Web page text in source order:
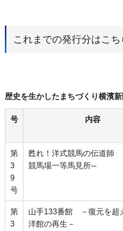
これまでの発行分はこち
歴史を生かしたまちづくり横濱
号 内容
第
3
9
号
甦れ！洋式競馬の伝道師
競馬場一等馬見所─
第
3
山手133番館 －復元を超
洋館の再生－